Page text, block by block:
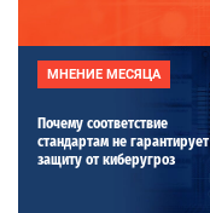
МНЕНИЕ МЕСЯЦА
Почему соответствие
стандартам не гарантирует
защиту от киберугроз